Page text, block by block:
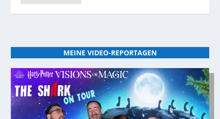
MEINE VIDEO-REPORTAGEN